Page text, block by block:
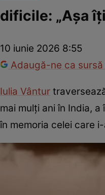
dificile: „Așa
10 iunie 2026 8:55
Adaugă-ne ca
Iulia Vântur
mai mulți ani în India,
în memoria celei care